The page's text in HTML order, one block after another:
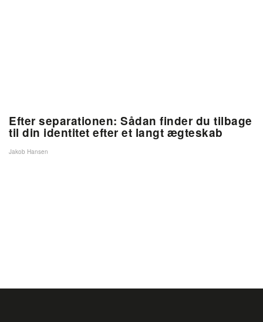
Efter separationen: Sådan finder du tilbage
til din identitet efter et langt ægteskab
Jakob Hansen